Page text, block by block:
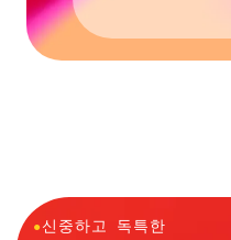
●신중하고 독특한